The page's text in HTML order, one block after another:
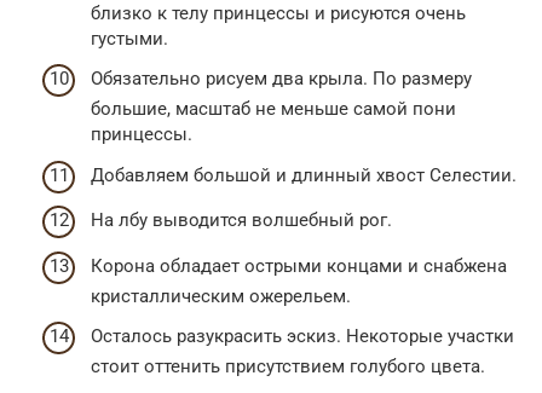
близко к телу принцессы и рисуются очень
густыми.
Обязательно рисуем два крыла. По размеру
большие, масштаб не меньше самой пони
принцессы.
Добавляем большой и длинный хвост Селестии.
На лбу выводится волшебный рог.
Корона обладает острыми концами и снабжена
кристаллическим ожерельем.
Осталось разукрасить эскиз. Некоторые участки
стоит оттенить присутствием голубого цвета.